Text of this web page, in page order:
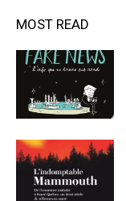
MOST READ